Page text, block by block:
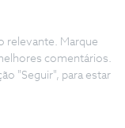
relevante. Marque
comentários.
"Seguir", para estar